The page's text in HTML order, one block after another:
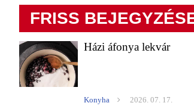
FRISS
Házi áfonya lekvár
Konyha 2026. 07. 17.